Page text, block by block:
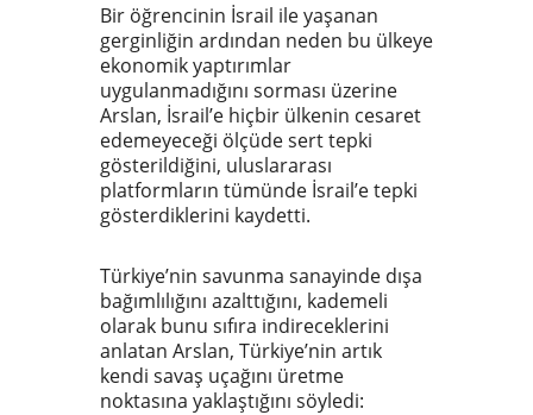
Bir öğrencinin İsrail ile yaşanan
gerginliğin ardından neden bu ülkeye
ekonomik yaptırımlar
uygulanmadığını sorması üzerine
Arslan, İsrail’e hiçbir ülkenin cesaret
edemeyeceği ölçüde sert tepki
gösterildiğini, uluslararası
platformların tümünde İsrail’e tepki
gösterdiklerini kaydetti.
Türkiye’nin savunma sanayinde dışa
bağımlılığını azalttığını, kademeli
olarak bunu sıfıra indireceklerini
anlatan Arslan, Türkiye’nin artık
kendi savaş uçağını üretme
noktasına yaklaştığını söyledi: